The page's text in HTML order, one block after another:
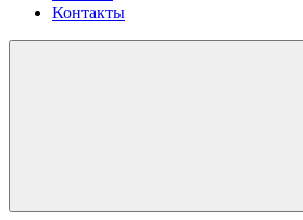
Контакты